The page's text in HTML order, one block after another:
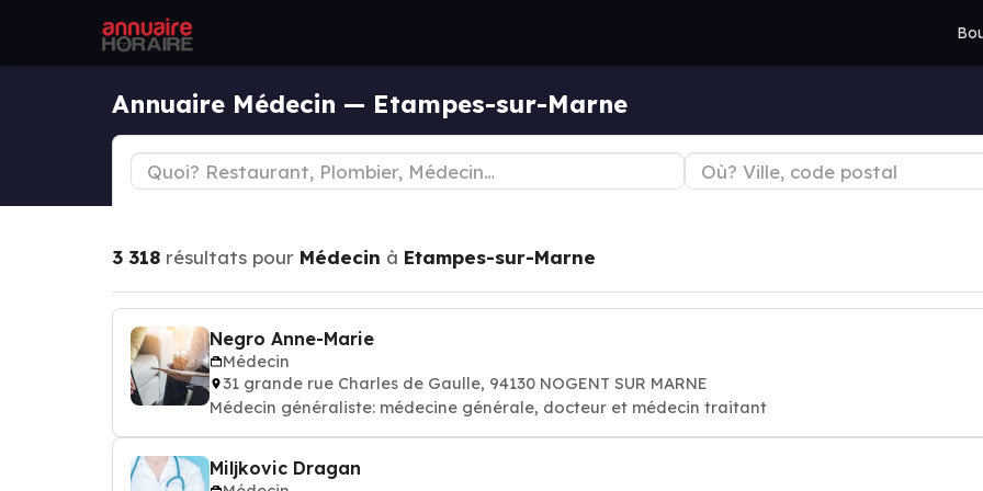
Annuaire Médecin — Etampes-sur-Marne
3 318 résultats pour Médecin à Etampes-sur-Marne
Negro Anne-Marie
Médecin
31 grande rue Charles de Gaulle, 94130 NOGENT SUR MARNE
Médecin généraliste: médecine générale, docteur et médecin traitant
Miljkovic Dragan